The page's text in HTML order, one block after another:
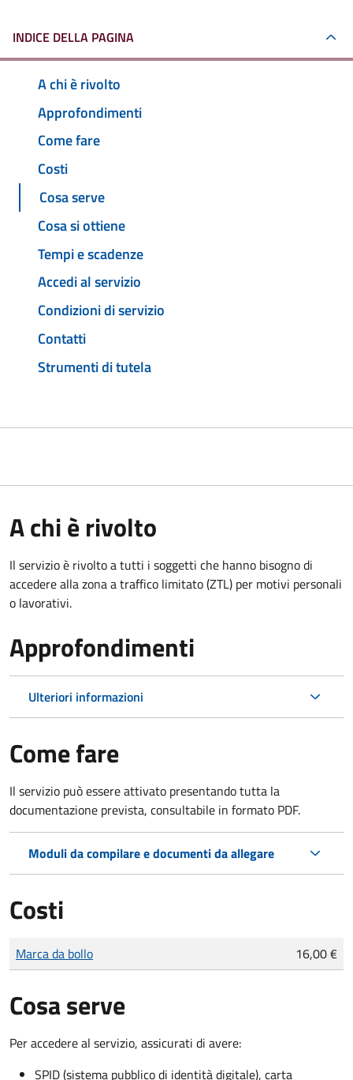
INDICE DELLA PAGINA
A chi è rivolto
Approfondimenti
Come fare
Costi
Cosa serve
Cosa si ottiene
Tempi e scadenze
Accedi al servizio
Condizioni di servizio
Contatti
Strumenti di tutela
A chi è rivolto
Il servizio è rivolto a tutti i soggetti che hanno bisogno di
accedere alla zona a traffico limitato (ZTL) per motivi personali
o lavorativi.
Approfondimenti
Ulteriori informazioni
Come fare
Il servizio può essere attivato presentando tutta la
documentazione prevista, consultabile in formato PDF.
Moduli da compilare e documenti da allegare
Costi
Tipo di pagamento
Importo
Marca da bollo 16,00 €
Cosa serve
Per accedere al servizio, assicurati di avere:
SPID (sistema pubblico di identità digitale), carta